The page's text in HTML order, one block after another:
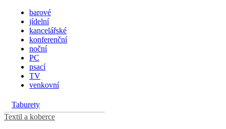
barové
jídelní
kancelářské
konferenční
noční
PC
psací
TV
venkovní
Taburety
Textil a koberce